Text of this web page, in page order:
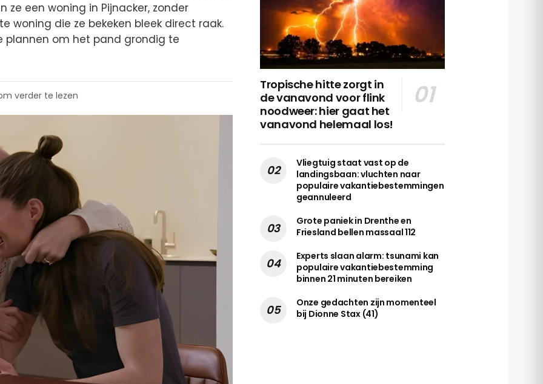
ze een woning in Pijnacker, zonder
woning die ze bekeken bleek direct raak.
plannen om het pand grondig te
verder te lezen
Tropische hitte zorgt in
de vanavond voor flink
noodweer: hier gaat het
vanavond helemaal los!
Vliegtuig staat vast op de
landingsbaan: vluchten naar
populaire vakantiebestemmingen
geannuleerd
Grote paniek in Drenthe en
Friesland bellen massaal 112
Experts slaan alarm: tsunami kan
populaire vakantiebestemming
binnen 21 minuten bereiken
Onze gedachten zijn momenteel
bij Dionne Stax (41)